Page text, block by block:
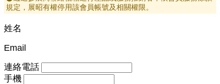
規定，展昭有權停用該會員帳號及相關權限。
姓名
Email
連絡電話
手機